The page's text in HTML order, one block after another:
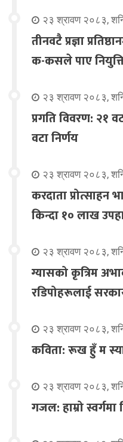
२३ श्रावण २०८३,
तीनवटै प्रज्ञा
क-कसले पाए
२३ श्रावण २०८३,
प्रगति विवरण: २१
वटा निर्णय
२३ श्रावण २०८३,
करदाता प्रोत्साहन
किन्दा १० लाख
२३ श्रावण २०८३,
ग्यासको कृत्रिम
रडिपोहरूलाई
२३ श्रावण २०८३,
कविता: रूख हुँ म
२३ श्रावण २०८३,
गजल: हाम्रो